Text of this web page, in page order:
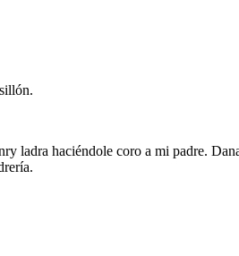
ladra haciéndole coro a mi padre.